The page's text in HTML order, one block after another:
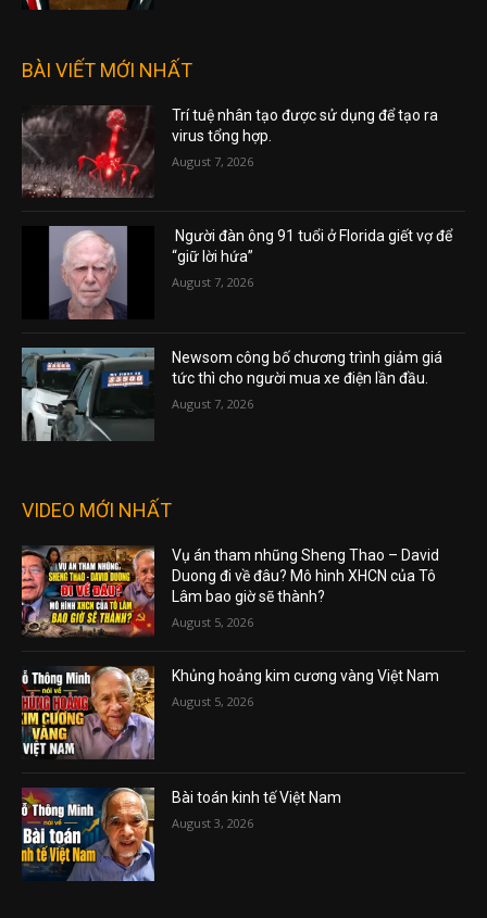
BÀI VIẾT MỚI NHẤT
Trí tuệ nhân tạo được sử dụng để tạo ra
virus tổng hợp.
August 7, 2026
Người đàn ông 91 tuổi ở Florida giết vợ để
“giữ lời hứa”
August 7, 2026
Newsom công bố chương trình giảm giá
tức thì cho người mua xe điện lần đầu.
August 7, 2026
VIDEO MỚI NHẤT
Vụ án tham nhũng Sheng Thao – David
Duong đi về đâu? Mô hình XHCN của Tô
Lâm bao giờ sẽ thành?
August 5, 2026
Khủng hoảng kim cương vàng Việt Nam
August 5, 2026
Bài toán kinh tế Việt Nam
August 3, 2026